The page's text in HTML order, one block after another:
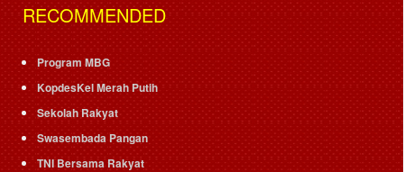
RECOMMENDED
Program MBG
KopdesKel Merah Putih
Sekolah Rakyat
Swasembada Pangan
TNI Bersama Rakyat